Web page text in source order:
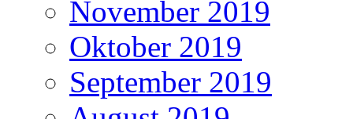
November 2019
Oktober 2019
September 2019